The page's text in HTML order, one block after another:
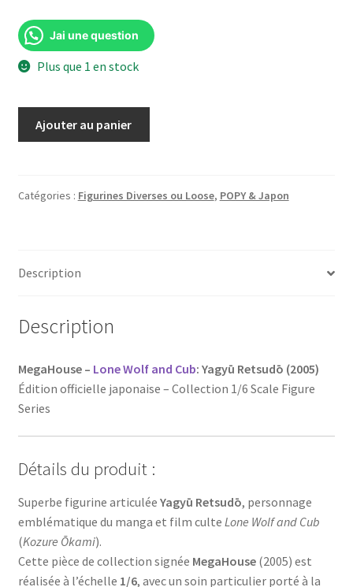
Jai une question
Plus que 1 en stock
and
1:6
Megahouse
MIB
Baby
Cart
Ajouter au panier
Catégories : Figurines Diverses ou Loose, POPY & Japon
Description
Description
MegaHouse – Lone Wolf and Cub: Yagyū Retsudō (2005)
Édition officielle japonaise – Collection 1/6 Scale Figure
Series
Détails du produit :
Superbe figurine articulée Yagyū Retsudō, personnage
emblématique du manga et film culte Lone Wolf and Cub
(Kozure Ōkami).
Cette pièce de collection signée MegaHouse(2005) est
réalisée à l’échelle 1/6, avec un soin particulier porté à la